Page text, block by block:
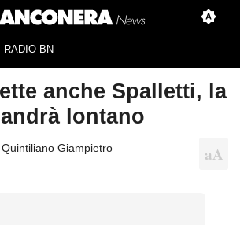
RADIO BN
anche Spalletti, la
lontano
Quintiliano Giampietro